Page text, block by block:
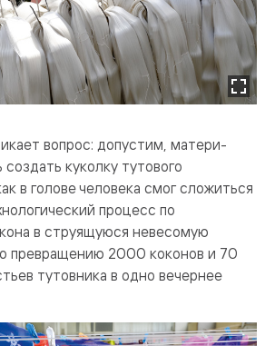
вопрос: допустим, матери­
куколку тутового
в голове человека смог сложиться
процесс по
в струящуюся невесомую
превращению 2000 коконов и 70
тутовника в одно вечернее